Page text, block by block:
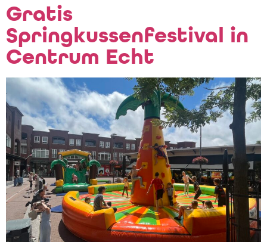
Gratis
Springkussenfestival in
Centrum Echt